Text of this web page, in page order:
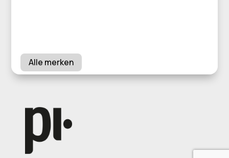
Alle merken